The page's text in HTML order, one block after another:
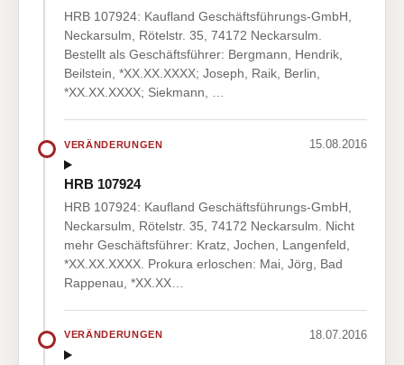
HRB 107924: Kaufland Geschäftsführungs-GmbH,
Neckarsulm, Rötelstr. 35, 74172 Neckarsulm.
Bestellt als Geschäftsführer: Bergmann, Hendrik,
Beilstein, *XX.XX.XXXX; Joseph, Raik, Berlin,
*XX.XX.XXXX; Siekmann, …
VERÄNDERUNGEN 15.08.2016
HRB 107924
HRB 107924: Kaufland Geschäftsführungs-GmbH,
Neckarsulm, Rötelstr. 35, 74172 Neckarsulm. Nicht
mehr Geschäftsführer: Kratz, Jochen, Langenfeld,
*XX.XX.XXXX. Prokura erloschen: Mai, Jörg, Bad
Rappenau, *XX.XX…
VERÄNDERUNGEN 18.07.2016